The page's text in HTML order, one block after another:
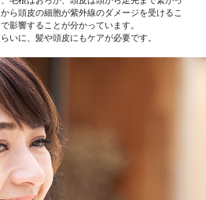
ら頭皮の細胞が紫外線のダメージを受けるこ
影響することが分かっています。
いに、髪や頭皮にもケアが必要です。